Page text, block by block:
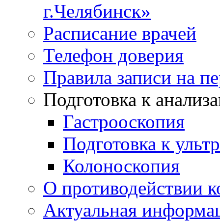
г.Челябинск»
Расписание врачей
Телефон доверия
Правила записи на
Подготовка к
Гастрооскопия
Подготовка к
Колоноскопия
О противодействии
Актуальная